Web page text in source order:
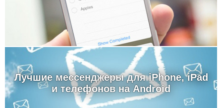
Лучшие мессенджеры для iPhone, iPad
и телефонов на Android